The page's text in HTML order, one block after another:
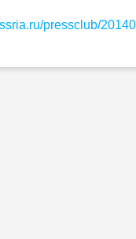
pressclub/